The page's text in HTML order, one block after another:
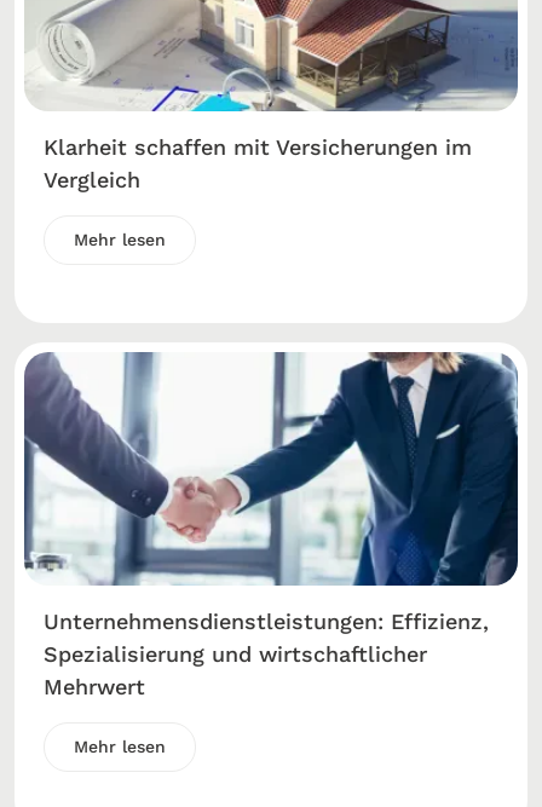
Klarheit schaffen mit Versicherungen im
Vergleich
Mehr lesen
Unternehmensdienstleistungen: Effizienz,
Spezialisierung und wirtschaftlicher
Mehrwert
Mehr lesen